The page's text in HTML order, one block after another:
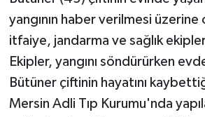
yangının haber verilmesi üzerine
itfaiye, jandarma ve sağlık
Ekipler, yangını söndürürken
Bütüner çiftinin hayatını
Mersin Adli Tıp Kurumu'nda